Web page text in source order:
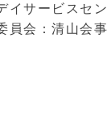
イサービスセ
員会：清山会